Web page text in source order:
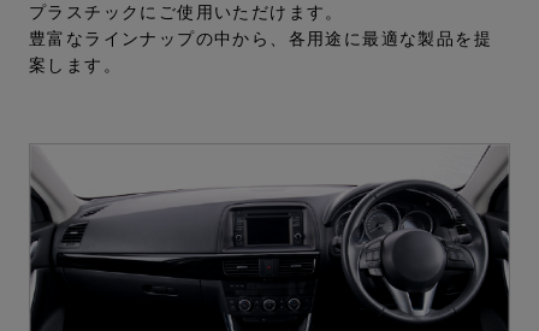
プラスチックにご使用いただけます。
豊富なラインナップの中から、各用途に最適な製品を提
案します。